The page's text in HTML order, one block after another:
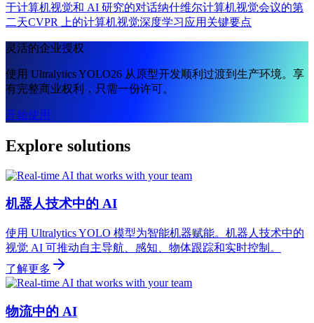
于计算机视觉和 AI 研究的对话纳什维尔计算机视觉会议的第
二天CVPR 上的计算机视觉深度学习应用 关键要点
灵活的企业授权
使用 Ultralytics YOLO26 从原型开发顺利过渡到生产环境。享
有完整商业权利，只需一份许可。
开始使用
Explore solutions
机器人技术中的 AI
使用 Ultralytics YOLO 模型为智能机器赋能。机器人技术中的
视觉 AI 可推动自主导航、感知、物体跟踪和实时控制。
了解更多
物流中的 AI